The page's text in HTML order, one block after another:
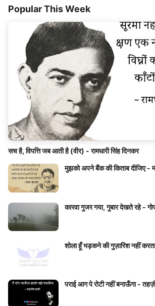
Popular This Week
सच है, विपत्ति जब आती है (वीर) - रामधारी सिंह दिनकर
मुझको अपने बैंक की किताब दीजिए -
कारवा गुजर गया, गुबार देखते रहे -
शोला हूँ भड़कने की गुज़ारिश नहीं
पराई आग पे रोटी नहीं बनाऊँगा -